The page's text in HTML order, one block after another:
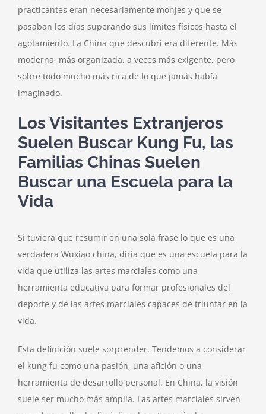
practicantes eran necesariamente monjes y que se
pasaban los días superando sus límites físicos hasta el
agotamiento. La China que descubrí era diferente. Más
moderna, más organizada, a veces más exigente, pero
sobre todo mucho más rica de lo que jamás había
imaginado.
Los Visitantes Extranjeros
Suelen Buscar Kung Fu, las
Familias Chinas Suelen
Buscar una Escuela para la
Vida
Si tuviera que resumir en una sola frase lo que es una
verdadera Wuxiao china, diría que es una escuela para la
vida que utiliza las artes marciales como una
herramienta educativa para formar profesionales del
deporte y de las artes marciales capaces de triunfar en la
vida.
Esta definición suele sorprender. Tendemos a considerar
el kung fu como una pasión, una afición o una
herramienta de desarrollo personal. En China, la visión
suele ser mucho más amplia. Las artes marciales sirven